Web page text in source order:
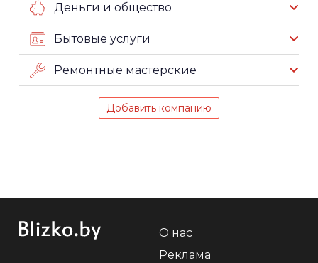
Деньги и общество
Бытовые услуги
Ремонтные мастерские
Добавить компанию
О нас
Реклама